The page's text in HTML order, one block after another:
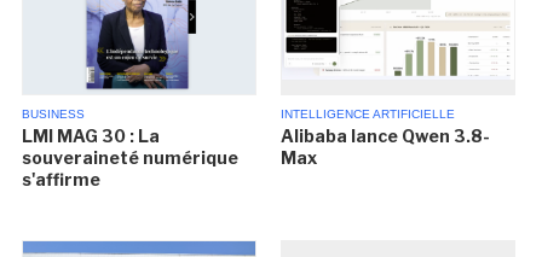
BUSINESS
LMI MAG 30 : La
souveraineté numérique
s'affirme
INTELLIGENCE ARTIFICIELLE
Alibaba lance Qwen 3.8-
Max